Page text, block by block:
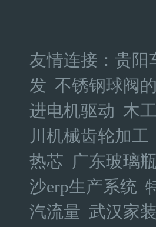
友情连接： 贵阳
发 不锈钢球阀
进电机驱动 木
川机械齿轮加工
热芯 广东玻璃
沙erp生产系统
汽流量 武汉家